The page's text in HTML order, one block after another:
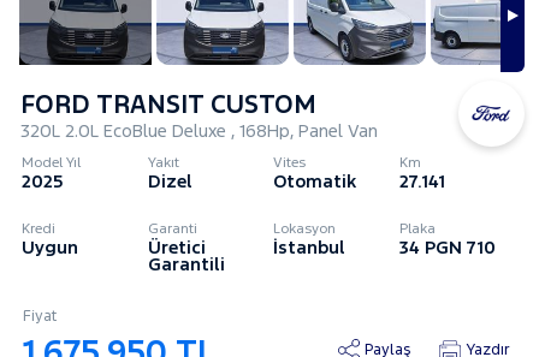
FORD TRANSIT CUSTOM
320L 2.0L EcoBlue Deluxe , 168Hp, Panel Van
Model Yıl
2025
Yakıt
Dizel
Vites
Otomatik
Km
27.141
Kredi
Uygun
Garanti
Üretici
Garantili
Lokasyon
İstanbul
Plaka
34 PGN 710
Fiyat
Paylaş Yazdır